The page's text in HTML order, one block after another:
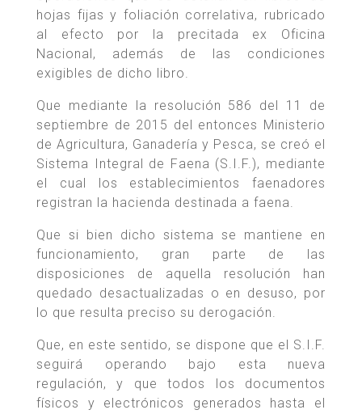
hojas fijas y foliación correlativa, rubricado
al efecto por la precitada ex Oficina
Nacional, además de las condiciones
exigibles de dicho libro.
Que mediante la resolución 586 del 11 de
septiembre de 2015 del entonces Ministerio
de Agricultura, Ganadería y Pesca, se creó el
Sistema Integral de Faena (S.I.F.), mediante
el cual los establecimientos faenadores
registran la hacienda destinada a faena.
Que si bien dicho sistema se mantiene en
funcionamiento, gran parte de las
disposiciones de aquella resolución han
quedado desactualizadas o en desuso, por
lo que resulta preciso su derogación.
Que, en este sentido, se dispone que el S.I.F.
seguirá operando bajo esta nueva
regulación, y que todos los documentos
físicos y electrónicos generados hasta el